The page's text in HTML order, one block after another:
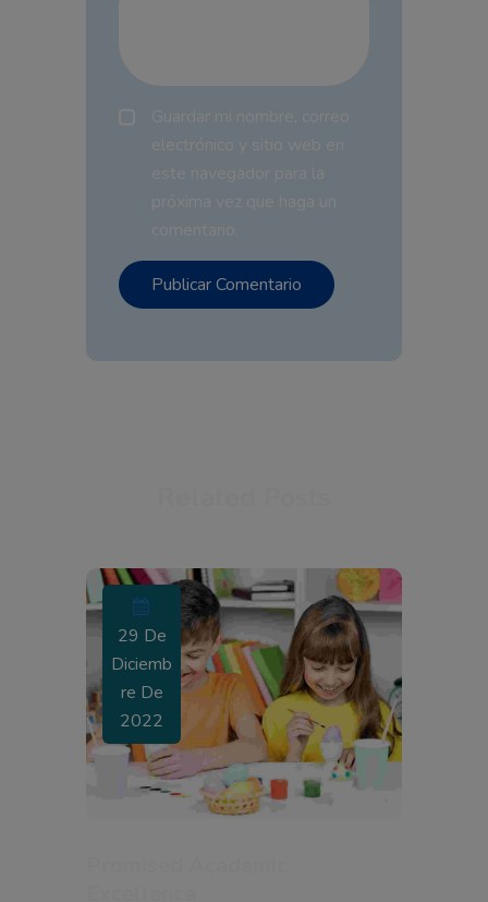
29 De
Diciemb
Re De
2022